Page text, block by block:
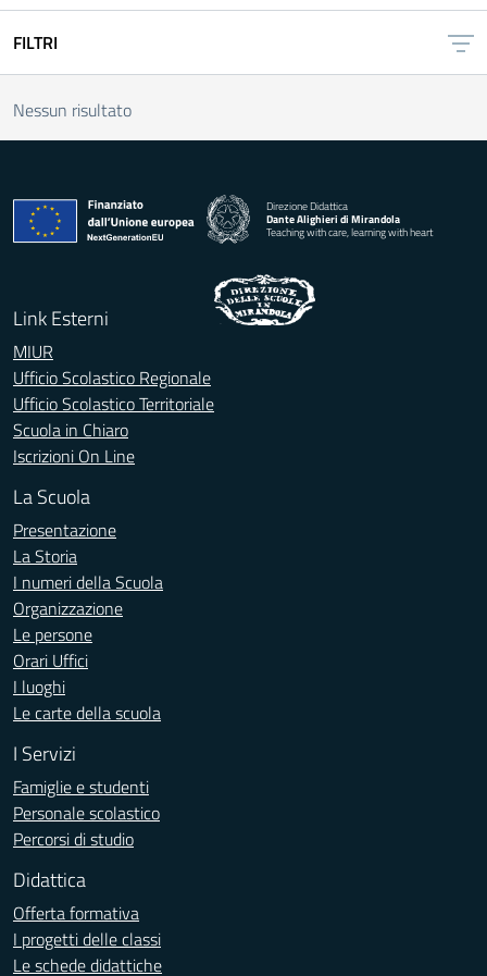
FILTRI
Nessun risultato
Direzione Didattica
Dante Alighieri di Mirandola
Teaching with care, learning with heart
Link Esterni
MIUR
Ufficio Scolastico Regionale
Ufficio Scolastico Territoriale
Scuola in Chiaro
Iscrizioni On Line
La Scuola
Presentazione
La Storia
I numeri della Scuola
Organizzazione
Le persone
Orari Uffici
I luoghi
Le carte della scuola
I Servizi
Famiglie e studenti
Personale scolastico
Percorsi di studio
Didattica
Offerta formativa
I progetti delle classi
Le schede didattiche